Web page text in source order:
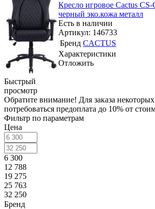
Быстрый
просмотр
Кресло игровое Cactus
черный эко.кожа металл
Есть в наличии
Артикул: 146733
Бренд CACTUS
Характеристики
Отложить
Обратите внимание! Для заказа
потребоваться предоплата до 10% от
Фильтр по параметрам
Цена
6 300
12 788
19 275
25 763
32 250
Бренд